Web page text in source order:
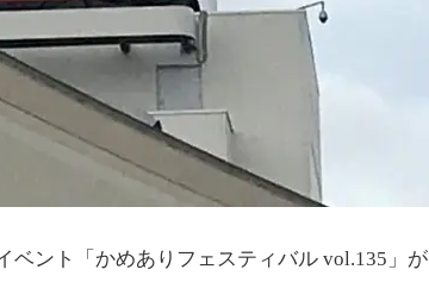
ベント「かめありフェスティバル vol.135」が